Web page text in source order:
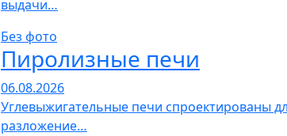
выдачи…
Без фото
Пиролизные печи
06.08.2026
Углевыжигательные печи спроектированы
разложение…